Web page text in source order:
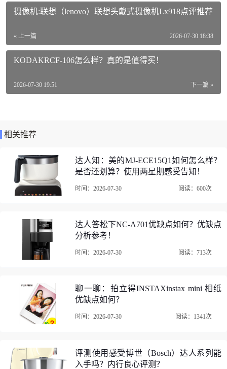
商品毛重：7.3kg
出水速度：1-2L/分钟
om/news/uh821o1d.html
摄像机:联想（lenovo）联想头戴式摄像机Lx918点评推荐
« 上一篇 2026-07-30 18:38
KODAKRCF-106怎么样？真的是值得买！
下一篇 »
2026-07-30 19:51
相关推荐
达人知：美的MJ-ECE15Q1如何怎么样？
是否还划算？使用两星期感受告知！
时间：2026-07-30 阅读：600次
达人答松下NC-A701优缺点如何？优缺点
分析参考！
时间：2026-07-30 阅读：713次
聊一聊：拍立得INSTAXinstax mini 相纸
优缺点如何？
时间：2026-07-30 阅读：1341次
评测使用感受博世（Bosch）达人系列能
入手吗？内行良心评测？